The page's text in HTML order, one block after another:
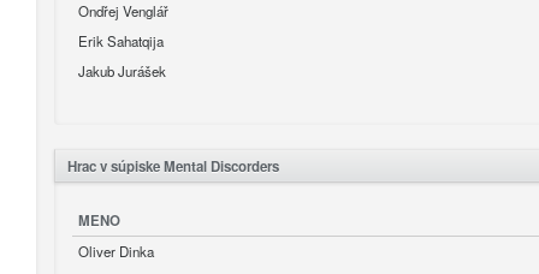
Ondřej Venglář
Erik Sahatqija
Jakub Jurášek
Hrac v súpiske Mental Discorders
MENO
Oliver Dinka